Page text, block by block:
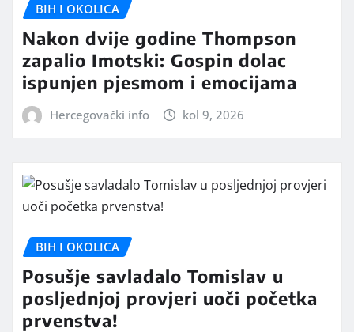
BIH I OKOLICA
Nakon dvije godine Thompson
zapalio Imotski: Gospin dolac
ispunjen pjesmom i emocijama
Hercegovački info kol 9, 2026
BIH I OKOLICA
Posušje savladalo Tomislav u
posljednjoj provjeri uoči početka
prvenstva!